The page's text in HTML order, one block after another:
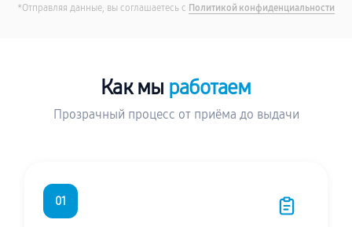
*Отправляя данные, вы соглашаетесь с Политикой конфиденциальности
Как мы работаем
Прозрачный процесс от приёма до выдачи
01